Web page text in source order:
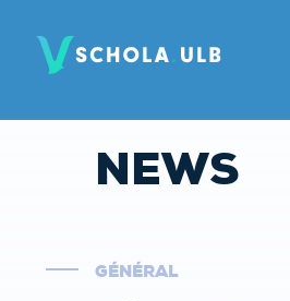
NEWS
GÉNÉRAL